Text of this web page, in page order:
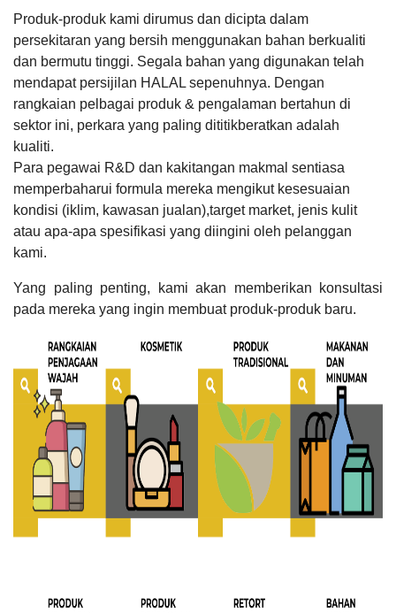
Produk-produk kami dirumus dan dicipta dalam
persekitaran yang bersih menggunakan bahan berkualiti
dan bermutu tinggi. Segala bahan yang digunakan telah
mendapat persijilan HALAL sepenuhnya. Dengan
rangkaian pelbagai produk & pengalaman bertahun di
sektor ini, perkara yang paling dititikberatkan adalah
kualiti.
Para pegawai R&D dan kakitangan makmal sentiasa
memperbaharui formula mereka mengikut kesesuaian
kondisi (iklim, kawasan jualan),target market, jenis kulit
atau apa-apa spesifikasi yang diingini oleh pelanggan
kami.
Yang paling penting, kami akan memberikan konsultasi
pada mereka yang ingin membuat produk-produk baru.